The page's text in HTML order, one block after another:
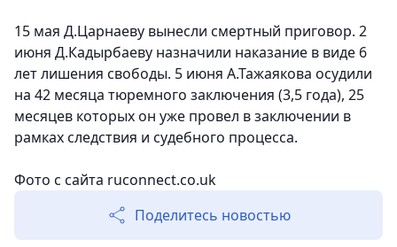
15 мая Д.Царнаеву вынесли смертный приговор. 2
июня Д.Кадырбаеву назначили наказание в виде 6
лет лишения свободы. 5 июня А.Тажаякова осудили
на 42 месяца тюремного заключения (3,5 года), 25
месяцев которых он уже провел в заключении в
рамках следствия и судебного процесса.
Фото с сайта ruconnect.co.uk
Поделитесь новостью